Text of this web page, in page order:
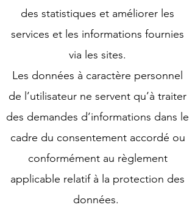
des statistiques et améliorer les
services et les informations fournies
via les sites.
Les données à caractère personnel
de l’utilisateur ne servent qu’à traiter
des demandes d’informations dans le
cadre du consentement accordé ou
conformément au règlement
applicable relatif à la protection des
données.